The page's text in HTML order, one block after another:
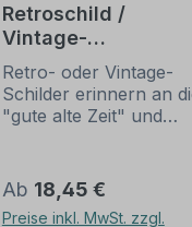
Retroschild /
Vintage-
Familienschild -
Fraktur - mit
individueller
Retro- oder Vintage-
Schilder erinnern an
"gute alte Zeit" und
großer Beliebheit. Sind
diese Schilder im
Regulärer Preis:
Ab 18,45 €
Preise inkl. MwSt. zzgl.